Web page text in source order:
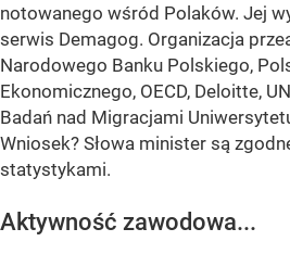
notowanego wśród Polaków. Jej
serwis Demagog. Organizacja
Narodowego Banku Polskiego,
Ekonomicznego, OECD, Deloitte,
Badań nad Migracjami
Wniosek? Słowa minister są
statystykami.
Aktywność zawodowa...